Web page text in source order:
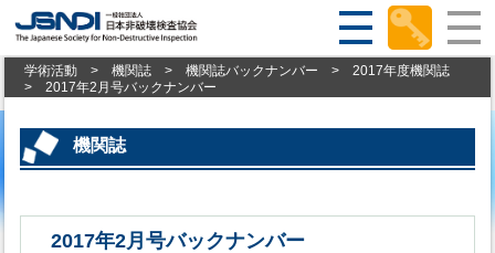
学術活動 > 機関誌 > 機関誌バックナンバー >
2017年度機関誌
>
2017年2月号バックナンバー
機関誌
2017年2月号バックナンバー